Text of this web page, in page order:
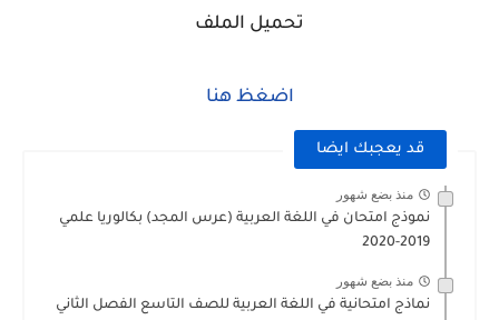
تحميل الملف
اضغظ هنا
قد يعجبك ايضا
منذ بضع شهور
نموذج امتحان في اللغة العربية (عرس المجد) بكالوريا علمي
2019-2020
منذ بضع شهور
نماذج امتحانية في اللغة العربية للصف التاسع الفصل الثاني